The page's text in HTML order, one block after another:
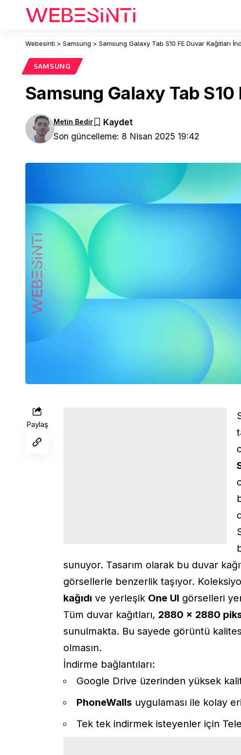
Webesinti > Samsung > Samsung Galaxy Tab S10 FE Duvar Kağıtları
SAMSUNG
Samsung Galaxy Tab S10
Son güncelleme: 8 Nisan 2025 19:42
Metin Bedir
Paylaş
sunuyor. Tasarım olarak bu duvar
görsellerle benzerlik taşıyor.
kağıdı ve yerleşik One UI görselleri
Tüm duvar kağıtları, 2880 x 2880
sunulmakta. Bu sayede görüntü
olmasın.
İndirme bağlantıları:
Google Drive üzerinden yüksek
PhoneWalls uygulaması ile kolay
Tek tek indirmek isteyenler için